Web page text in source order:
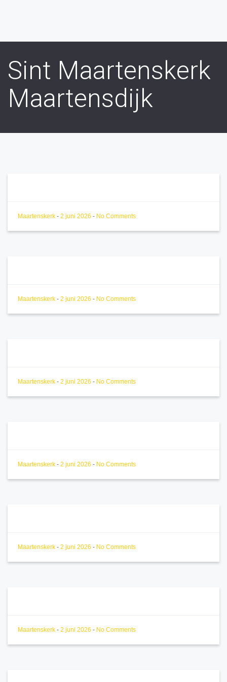
Sint Maartenskerk
Maartensdijk
Maartenskerk - 2 juni 2026 - No Comments
Maartenskerk - 2 juni 2026 - No Comments
Maartenskerk - 2 juni 2026 - No Comments
Maartenskerk - 2 juni 2026 - No Comments
Maartenskerk - 2 juni 2026 - No Comments
Maartenskerk - 2 juni 2026 - No Comments